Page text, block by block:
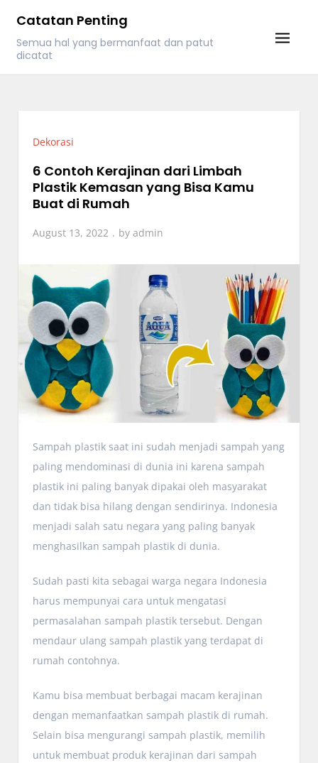
content
Catatan Penting
Semua hal yang bermanfaat dan patut
dicatat
Dekorasi
6 Contoh Kerajinan dari Limbah
Plastik Kemasan yang Bisa Kamu
Buat di Rumah
August 13, 2022 byadmin
Sampah plastik saat ini sudah menjadi sampah yang
paling mendominasi di dunia ini karena sampah
plastik ini paling banyak dipakai oleh masyarakat
dan tidak bisa hilang dengan sendirinya. Indonesia
menjadi salah satu negara yang paling banyak
menghasilkan sampah plastik di dunia.
Sudah pasti kita sebagai warga negara Indonesia
harus mempunyai cara untuk mengatasi
permasalahan sampah plastik tersebut. Dengan
mendaur ulang sampah plastik yang terdapat di
rumah contohnya.
Kamu bisa membuat berbagai macam kerajinan
dengan memanfaatkan sampah plastik di rumah.
Selain bisa mengurangi sampah plastik, memilih
untuk membuat produk kerajinan dari sampah